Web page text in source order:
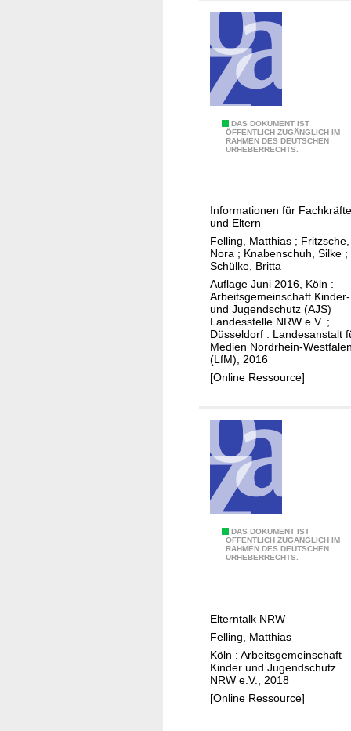
g
g
e
n
DAS DOKUMENT IST
ÖFFENTLICH ZUGÄNGLICH IM
RAHMEN DES DEUTSCHEN
URHEBERRECHTS.
p
e
e
c
h
H
a
s
s
i
N
t
z
Informationen für Fachkräfte
und Eltern
Felling, Matthias ; Fritzsche,
Nora ; Knabenschuh, Silke ;
Schülke, Britta
Auflage Juni 2016, Köln :
Arbeitsgemeinschaft Kinder­
und Jugendschutz (AJS)
Landesstelle NRW e.V. ;
Düsseldorf : Landesanstalt
Medien Nordrhein-
(LfM), 2016
[Online Ressource]
DAS DOKUMENT IST
ÖFFENTLICH ZUGÄNGLICH IM
RAHMEN DES DEUTSCHEN
URHEBERRECHTS.
p
h
o
n
e
Elterntalk NRW
Felling, Matthias
Köln : Arbeitsgemeinschaft
Kinder­ und Jugendschutz
NRW e.V., 2018
[Online Ressource]